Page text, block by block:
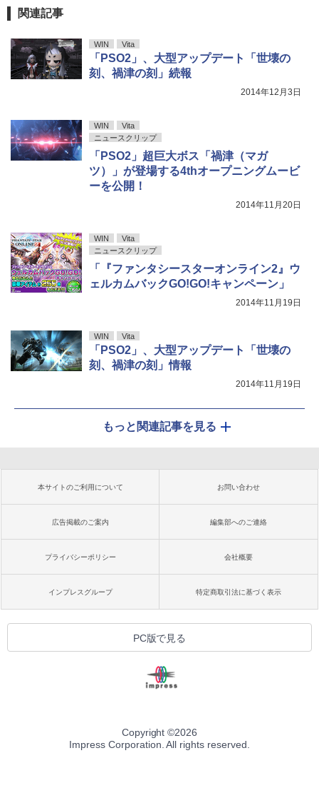
関連記事
WIN Vita
「PSO2」、大型アップデート「世壊の
刻、禍津の刻」続報
2014年12月3日
WIN
Vita
ニュースクリップ
「PSO2」超巨大ボス「禍津（マガ
ツ）」が登場する4thオープニングムービ
ーを公開！
2014年11月20日
WIN
Vita
ニュースクリップ
「『ファンタシースターオンライン2』ウ
ェルカムバックGO!GO!キャンペーン」
2014年11月19日
WIN Vita
「PSO2」、大型アップデート「世壊の
刻、禍津の刻」情報
2014年11月19日
もっと関連記事を見る
本サイトのご利用について お問い合わせ
広告掲載のご案内 編集部へのご連絡
プライバシーポリシー 会社概要
インプレスグループ 特定商取引法に基づく表示
PC版で見る
Copyright ©2026
Impress Corporation. All rights reserved.